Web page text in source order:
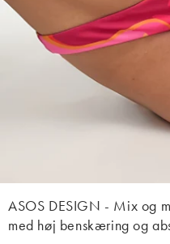
ASOS DESIGN - Mix og
med høj benskæring og